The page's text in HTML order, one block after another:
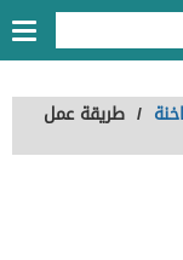
/ طريقة عمل